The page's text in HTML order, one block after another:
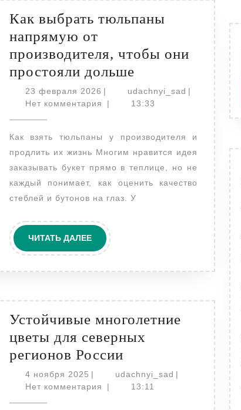
Как выбрать тюльпаны
напрямую от
производителя, чтобы они
простояли дольшеКак
выбрать
тюльпаны
от
производителя,
чтобы
они
23 февраля 2026 23
февраля
| udachnyi_sad udachnyi_sad
|
Нет комментария
| 13:33
Как взять тюльпаны у производителя и
продлить их жизнь Многим нравится идея
заказывать букет прямо в теплице, но не
каждый понимает, как оценить качество
стеблей и бутонов на глаз. У
ЧИТАТЬ ДАЛЕЕЧИТАТЬ
ДАЛЕЕ
Устойчивые многолетние
цветы для северных
регионов РоссииУстойчивые
многолетние
цветы
4 ноября 2025 4
ноября
| udachnyi_sad udachnyi_sad
|
Нет комментария
| 13:11